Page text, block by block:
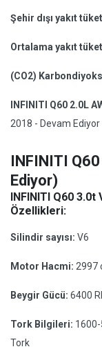
Şehir dışı yakıt
Ortalama yakıt
(CO2)
INFINITI Q60 2.0L
2018 - Devam Ediyor
INFINITI
Ediyor)
INFINITI Q60
Özellikleri:
Silindir sayısı: V6
Motor Hacmi: 2997
Beygir Gücü: 6400
Tork Bilgileri:
Tork